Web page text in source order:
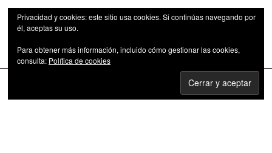
Las series de televisión como fenómeno cultural
Privacidad y cookies: este sitio usa cookies. Si continúas navegando por
él, aceptas su uso.
Para obtener más información, incluido cómo gestionar las cookies,
consulta: Política de cookies